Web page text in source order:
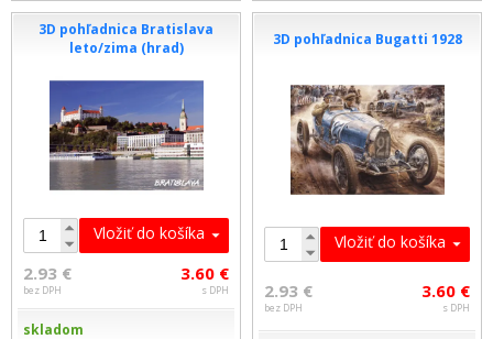
3D pohľadnica Bratislava
leto/zima (hrad)
Vložiť do košíka
2.93 €
bez DPH
3.60 €
s DPH
skladom
3D pohľadnica Bugatti 1928
Vložiť do košíka
2.93 €
bez DPH
3.60 €
s DPH